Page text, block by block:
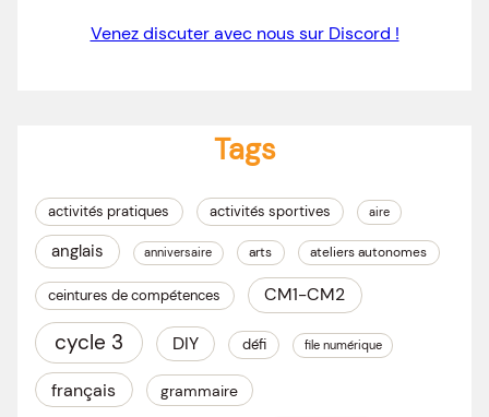
Venez discuter avec nous sur Discord !
Tags
activités pratiques activités sportives aire
anglais anniversaire arts ateliers autonomes
ceintures de compétences CM1-CM2
cycle 3 DIY défi file numérique
français grammaire